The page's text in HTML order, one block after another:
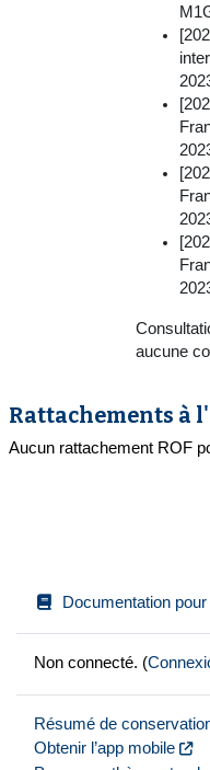
aucune
Rattachements à
Aucun rattachement ROF
Documentation
Non connecté. (
Résumé de
Obtenir l’app mobile